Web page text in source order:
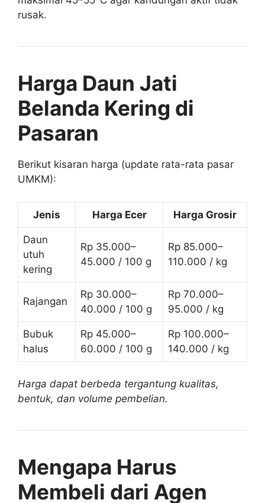
rusak.
Harga Daun Jati
Belanda Kering di
Pasaran
Berikut kisaran harga (update rata-rata pasar
UMKM):
Jenis Harga Ecer Harga Grosir
Daun
utuh
kering
Rp 35.000–
45.000 / 100 g
Rp 85.000–
110.000 / kg
Rajangan
Rp 30.000–
40.000 / 100 g
Rp 70.000–
95.000 / kg
Bubuk
halus
Rp 45.000–
60.000 / 100 g
Rp 100.000–
140.000 / kg
Harga dapat berbeda tergantung kualitas,
bentuk, dan volume pembelian.
Mengapa Harus
Membeli dari Agen